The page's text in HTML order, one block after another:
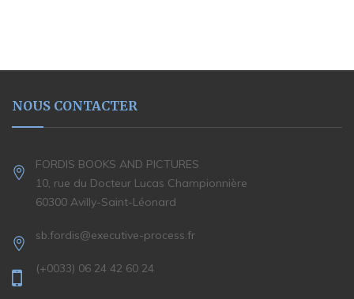
NOUS CONTACTER
FORDIS BOOKS AND PICTURES
10, rue du Docteur Lucas Championnière
60300 Avilly-Saint-Léonard
sb.fordis@executive-process.fr
(+0033) 06 24 42 60 24